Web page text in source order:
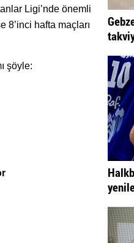
Ligi’nde önemli
8’inci hafta maçları
şöyle: